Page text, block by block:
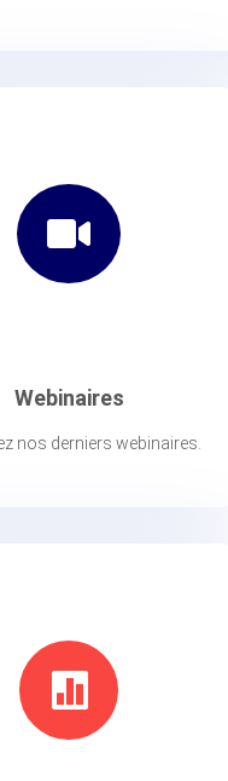

Webinaires
nos derniers webinaires.
